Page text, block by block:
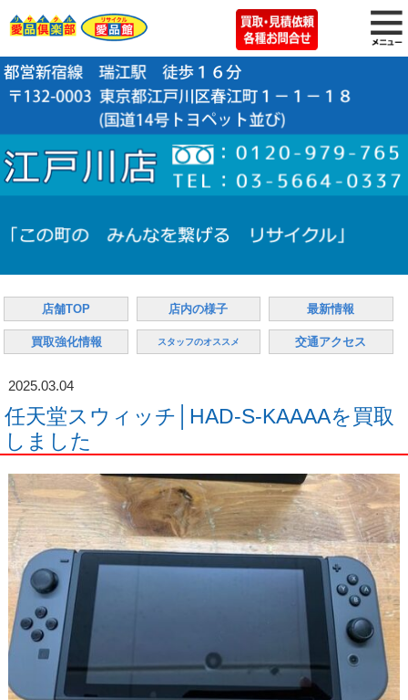
店舗TOP 店内の様子 最新情報
買取強化情報 スタッフのオススメ 交通アクセス
2025.03.04
任天堂スウィッチ│HAD-S-KAAAAを買取
しました